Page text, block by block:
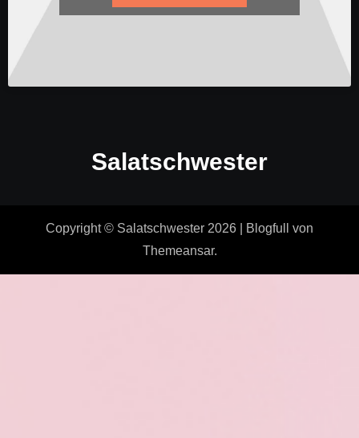
Salatschwester
Copyright © Salatschwester 2026 Blogfull
von
Themeansar.